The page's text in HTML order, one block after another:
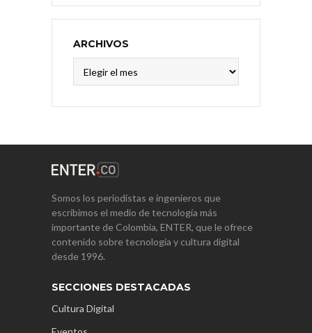
ARCHIVOS
Somos los periodistas e ingenieros que
escribimos el medio de tecnología más
importante de Colombia, ENTER, que le ofrece
contenido sobre tecnología y cultura digital
desde 1996.
SECCIONES DESTACADAS
Cultura Digital